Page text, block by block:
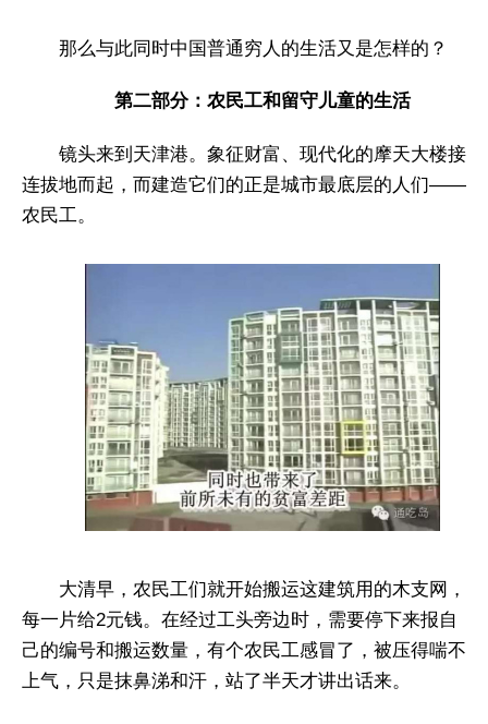
那么与此同时中国普通穷人的生活又是怎样的？
第二部分：农民工和留守儿童的生活
镜头来到天津港。象征财富、现代化的摩天大楼接
连拔地而起，而建造它们的正是城市最底层的人们——
农民工。
大清早，农民工们就开始搬运这建筑用的木支网，
每一片给2元钱。在经过工头旁边时，需要停下来报自
己的编号和搬运数量，有个农民工感冒了，被压得喘不
上气，只是抹鼻涕和汗，站了半天才讲出话来。